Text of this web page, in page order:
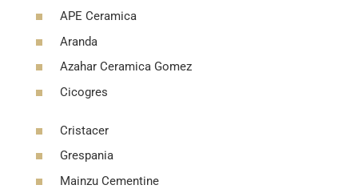
APE Ceramica
Aranda
Azahar Ceramica Gomez
Cicogres
Cristacer
Grespania
Mainzu Cementine